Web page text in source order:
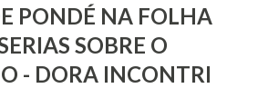
PONDÉ NA FOLHA
SOBRE O
- DORA INCONTRI